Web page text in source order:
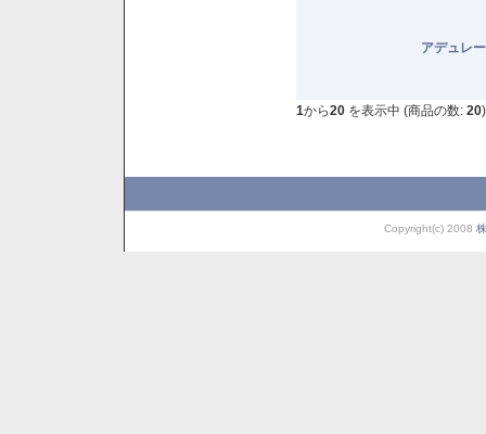
アデュレ
1から20 を表示中 (商品の数: 20)
Copyright(c) 2008